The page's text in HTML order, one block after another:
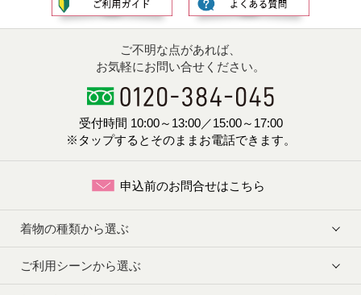
ご不明な点があれば、
お気軽にお問い合せください。
受付時間 10:00～13:00／15:00～17:00
※タップするとそのままお電話できます。
申込前のお問合せはこちら
着物の種類から選ぶ
ご利用シーンから選ぶ